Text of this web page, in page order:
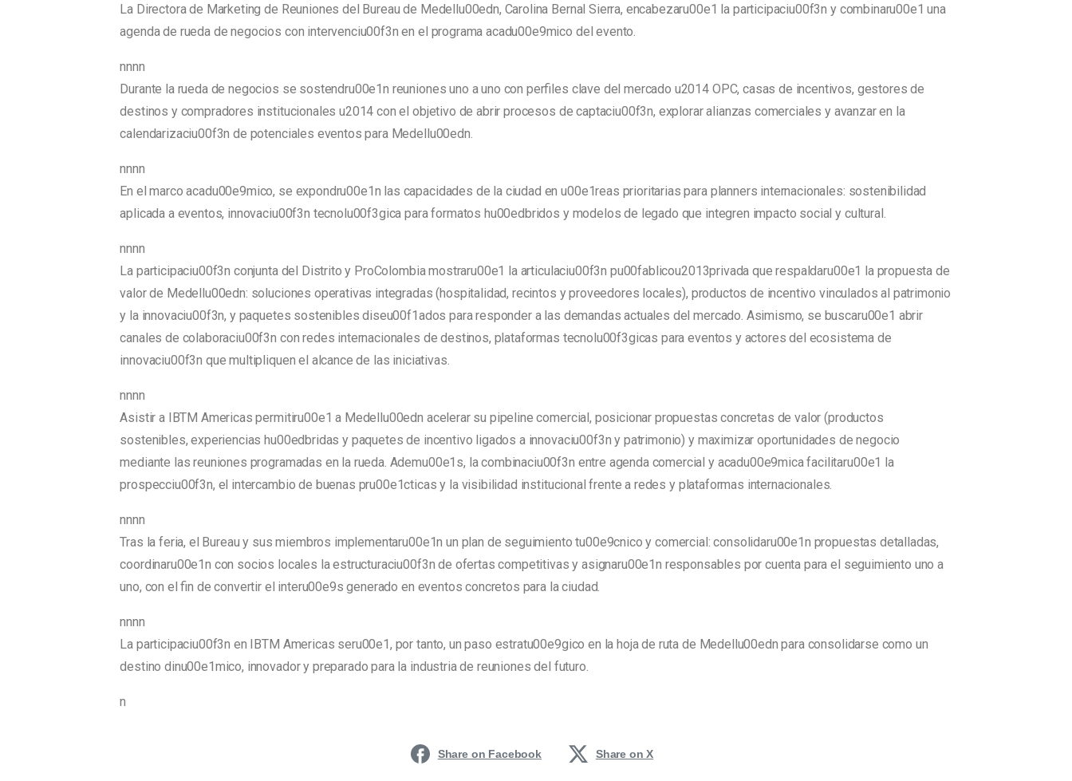
La Directora de Marketing de Reuniones del Bureau de Medellu00edn, Carolina Bernal Sierra, encabezaru00e1 la participaciu00f3n y combinaru00e1 una
agenda de rueda de negocios con intervenciu00f3n en el programa acadu00e9mico del evento.
nnnn
Durante la rueda de negocios se sostendru00e1n reuniones uno a uno con perfiles clave del mercado u2014 OPC, casas de incentivos, gestores de
destinos y compradores institucionales u2014 con el objetivo de abrir procesos de captaciu00f3n, explorar alianzas comerciales y avanzar en la
calendarizaciu00f3n de potenciales eventos para Medellu00edn.
nnnn
En el marco acadu00e9mico, se expondru00e1n las capacidades de la ciudad en u00e1reas prioritarias para planners internacionales: sostenibilidad
aplicada a eventos, innovaciu00f3n tecnolu00f3gica para formatos hu00edbridos y modelos de legado que integren impacto social y cultural.
nnnn
La participaciu00f3n conjunta del Distrito y ProColombia mostraru00e1 la articulaciu00f3n pu00fablicou2013privada que respaldaru00e1 la propuesta de
valor de Medellu00edn: soluciones operativas integradas (hospitalidad, recintos y proveedores locales), productos de incentivo vinculados al patrimonio
y la innovaciu00f3n, y paquetes sostenibles diseu00f1ados para responder a las demandas actuales del mercado. Asimismo, se buscaru00e1 abrir
canales de colaboraciu00f3n con redes internacionales de destinos, plataformas tecnolu00f3gicas para eventos y actores del ecosistema de
innovaciu00f3n que multipliquen el alcance de las iniciativas.
nnnn
Asistir a IBTM Americas permitiru00e1 a Medellu00edn acelerar su pipeline comercial, posicionar propuestas concretas de valor (productos
sostenibles, experiencias hu00edbridas y paquetes de incentivo ligados a innovaciu00f3n y patrimonio) y maximizar oportunidades de negocio
mediante las reuniones programadas en la rueda. Ademu00e1s, la combinaciu00f3n entre agenda comercial y acadu00e9mica facilitaru00e1 la
prospecciu00f3n, el intercambio de buenas pru00e1cticas y la visibilidad institucional frente a redes y plataformas internacionales.
nnnn
Tras la feria, el Bureau y sus miembros implementaru00e1n un plan de seguimiento tu00e9cnico y comercial: consolidaru00e1n propuestas detalladas,
coordinaru00e1n con socios locales la estructuraciu00f3n de ofertas competitivas y asignaru00e1n responsables por cuenta para el seguimiento uno a
uno, con el fin de convertir el interu00e9s generado en eventos concretos para la ciudad.
nnnn
La participaciu00f3n en IBTM Americas seru00e1, por tanto, un paso estratu00e9gico en la hoja de ruta de Medellu00edn para consolidarse como un
destino dinu00e1mico, innovador y preparado para la industria de reuniones del futuro.
n
Share on Facebook Share on X